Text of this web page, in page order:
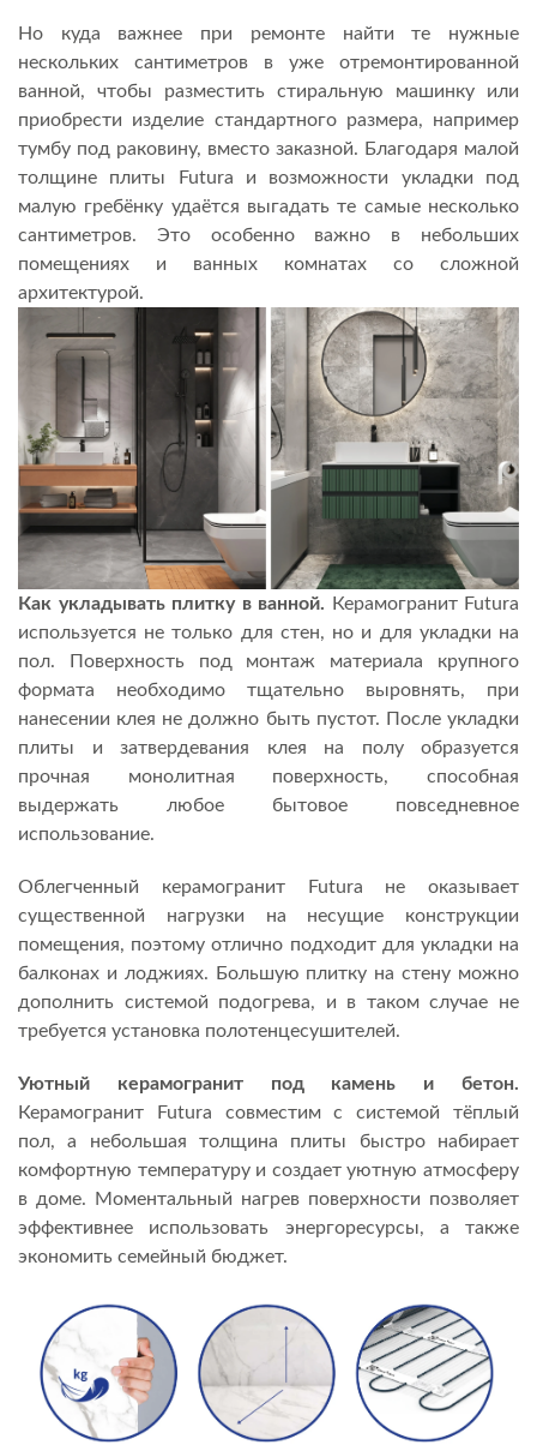
Но куда важнее при ремонте найти те нужные
нескольких сантиметров в уже отремонтированной
ванной, чтобы разместить стиральную машинку или
приобрести изделие стандартного размера, например
тумбу под раковину, вместо заказной. Благодаря малой
толщине плиты Futura и возможности укладки под
малую гребёнку удаётся выгадать те самые несколько
сантиметров. Это особенно важно в небольших
помещениях и ванных комнатах со сложной
архитектурой.
Как укладывать плитку в ванной.
Керамогранит Futura
используется не только для стен, но и для укладки на
пол. Поверхность под монтаж материала крупного
формата необходимо тщательно выровнять, при
нанесении клея не должно быть пустот. После укладки
плиты и затвердевания клея на полу образуется
прочная монолитная поверхность, способная
выдержать любое бытовое повседневное
использование.
Облегченный керамогранит Futura не оказывает
существенной нагрузки на несущие конструкции
помещения, поэтому отлично подходит для укладки на
балконах и лоджиях. Большую плитку на стену можно
дополнить системой подогрева, и в таком случае не
требуется установка полотенцесушителей.
Уютный керамогранит под камень и бетон.
Керамогранит Futura совместим с системой тёплый
пол, а небольшая толщина плиты быстро набирает
комфортную температуру и создает уютную атмосферу
в доме. Моментальный нагрев поверхности позволяет
эффективнее использовать энергоресурсы, а также
экономить семейный бюджет.